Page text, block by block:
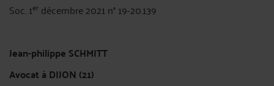
Soc. 1er décembre 2021 n° 19-20.139
Jean-philippe SCHMITT
Avocat à DIJON (21)